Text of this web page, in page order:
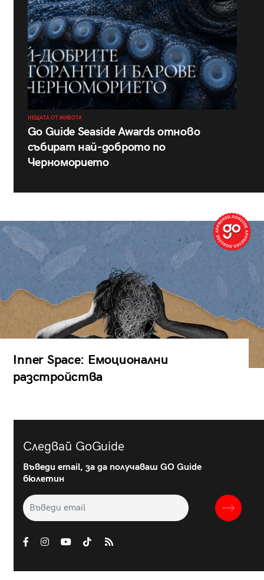
НЕЩАТА ОТ ЖИВОТА
Go Guide Seaside Awards отново
събират най-доброто по
Черноморието
Inner Space: Емоционални
разстройства
Следвай GoGuide
Въведи email, за да получаваш GO Guide
бюлетин